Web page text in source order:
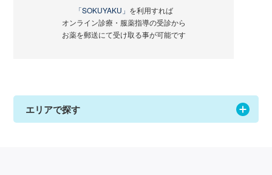
「SOKUYAKU」 を利用すれば
オンライン診療・服薬指導の受診から
お薬を郵送にて受け取る事が可能です
エリアで探す